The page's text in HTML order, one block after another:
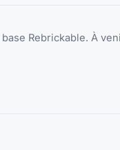
Rebrickable. À